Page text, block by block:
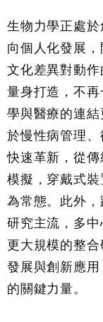
生物力學正處
向個人化發展
文化差異對動
量身打造，不
學與醫療的連
於慢性病管理
快速革新，從
模擬，穿戴式
為常態。此外
研究主流，多
更大規模的整
發展與創新應
的關鍵力量。